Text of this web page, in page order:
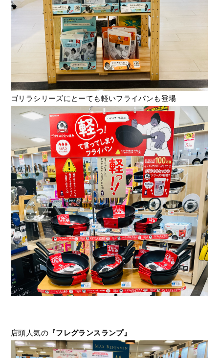
ゴリラシリーズにとーても軽いフライパンも登場
店頭人気の『フレグランスランプ』